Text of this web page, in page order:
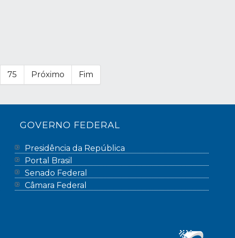
75 Próximo Fim
GOVERNO FEDERAL
Presidência da República
Portal Brasil
Senado Federal
Câmara Federal